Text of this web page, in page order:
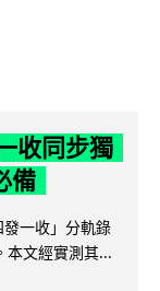
收同步獨
備
一收」分軌錄
文經實測其...